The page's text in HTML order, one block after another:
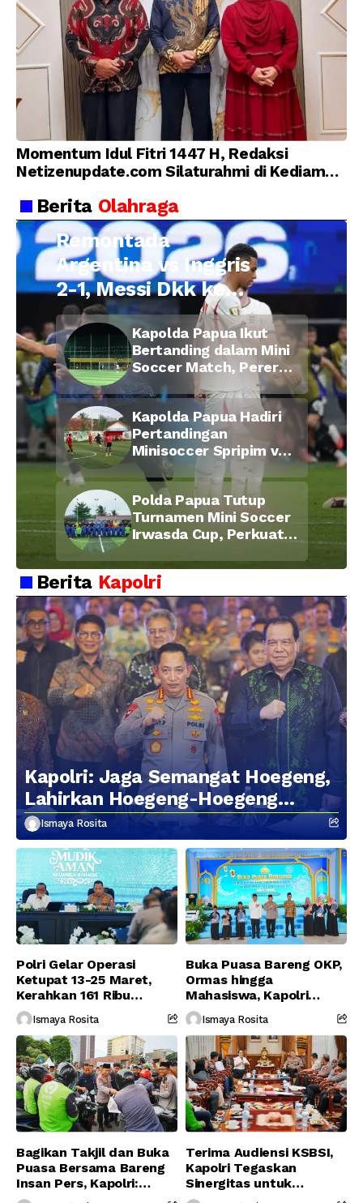
Momentum Idul Fitri 1447 H, Redaksi
Netizenupdate.com Silaturahmi di Kediaman
Berita Olahraga
Remontada
Argentina vs Inggris
2-1, Messi Dkk ke
Final Piala Dunia
2026
Kapolda Papua Ikut
Bertanding dalam Mini
Soccer Match, Pererat
Kebersamaan Personel
di Bulan Ramadan
Kapolda Papua Hadiri
Pertandingan
Minisoccer Spripim vs
Bid Propam, Pererat
Soliditas dan
Kebersamaan Personel
Polda Papua Tutup
Turnamen Mini Soccer
Irwasda Cup, Perkuat
Kebersamaan Personel
Berita Kapolri
Kapolri: Jaga Semangat Hoegeng,
Lahirkan Hoegeng-Hoegeng
Berikutnya
Ismaya Rosita
Polri Gelar Operasi
Ketupat 13-25 Maret,
Kerahkan 161 Ribu
Personel Gabungan
Ismaya Rosita
Buka Puasa Bareng OKP,
Ormas hingga
Mahasiswa, Kapolri
Serukan Jaga
Persatuan-Dukung
Program Pemerintah
Ismaya Rosita
Bagikan Takjil dan Buka
Puasa Bersama Bareng
Insan Pers, Kapolri:
Suara Media Suara
Terima Audiensi KSBSI,
Kapolri Tegaskan
Sinergitas untuk
Perjuangkan Hak Buruh